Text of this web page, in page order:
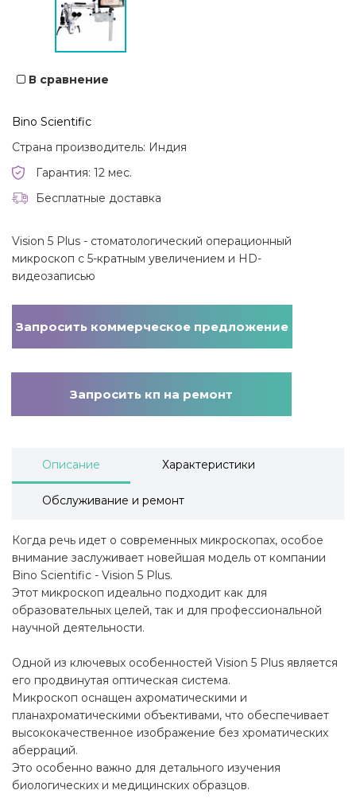
В сравнение
Bino Scientific
Страна производитель: Индия
Гарантия: 12 мес.
Бесплатные доставка
Vision 5 Plus - стоматологический операционный
микроскоп с 5-кратным увеличением и HD-
видеозаписью
Запросить коммерческое предложение
Запросить кп на ремонт
Описание Характеристики
Обслуживание и ремонт
Когда речь идет о современных микроскопах, особое
внимание заслуживает новейшая модель от компании
Bino Scientific - Vision 5 Plus.
Этот микроскоп идеально подходит как для
образовательных целей, так и для профессиональной
научной деятельности.
Одной из ключевых особенностей Vision 5 Plus является
его продвинутая оптическая система.
Микроскоп оснащен ахроматическими и
планахроматическими объективами, что обеспечивает
высококачественное изображение без хроматических
аберраций.
Это особенно важно для детального изучения
биологических и медицинских образцов.